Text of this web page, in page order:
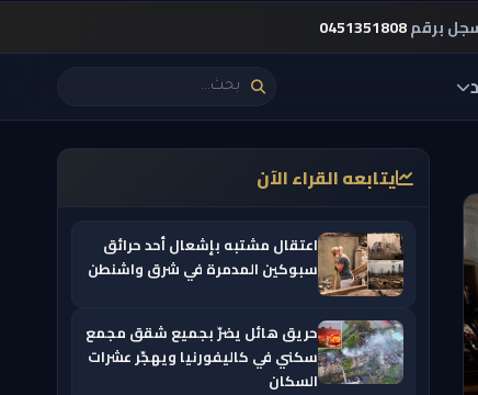
برقم0451351808
يتابعه القراء الآن
اعتقال مشتبه بإشعال أحد حرائق
سبوكين المدمرة في شرق واشنطن
حريق هائل يضرّ بجميع شقق مجمع
سكني في كاليفورنيا ويهجّر عشرات
السكان